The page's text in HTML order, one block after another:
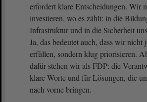
erfordert klare Entscheidungen. Wir
investieren, wo es zählt: in die
Infrastruktur und in die Sicherheit
Ja, das bedeutet auch, dass wir nicht
erfüllen, sondern klug priorisieren.
dafür stehen wir als FDP: die
klare Worte und für Lösungen, die
nach vorne bringen.